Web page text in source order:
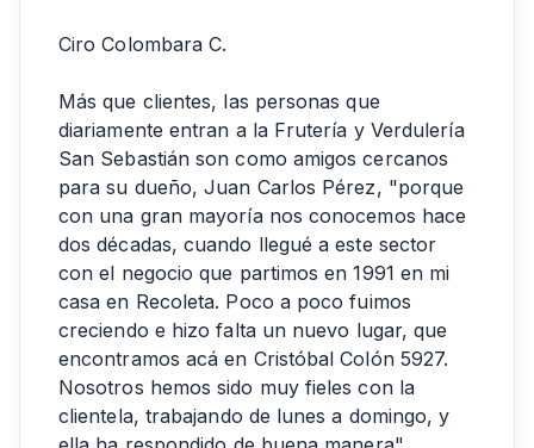
Ciro Colombara C.
Más que clientes, las personas que
diariamente entran a la Frutería y Verdulería
San Sebastián son como amigos cercanos
para su dueño, Juan Carlos Pérez, "porque
con una gran mayoría nos conocemos hace
dos décadas, cuando llegué a este sector
con el negocio que partimos en 1991 en mi
casa en Recoleta. Poco a poco fuimos
creciendo e hizo falta un nuevo lugar, que
encontramos acá en Cristóbal Colón 5927.
Nosotros hemos sido muy fieles con la
clientela, trabajando de lunes a domingo, y